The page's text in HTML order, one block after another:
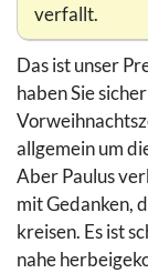
verfallt.
Das ist unser
haben Sie
allgemein um
Aber Paulus
mit Gedanken,
kreisen. Es ist
nahe